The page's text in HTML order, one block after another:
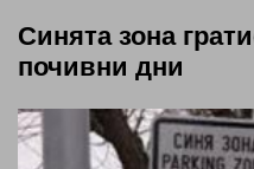
Синята зона
почивни дни